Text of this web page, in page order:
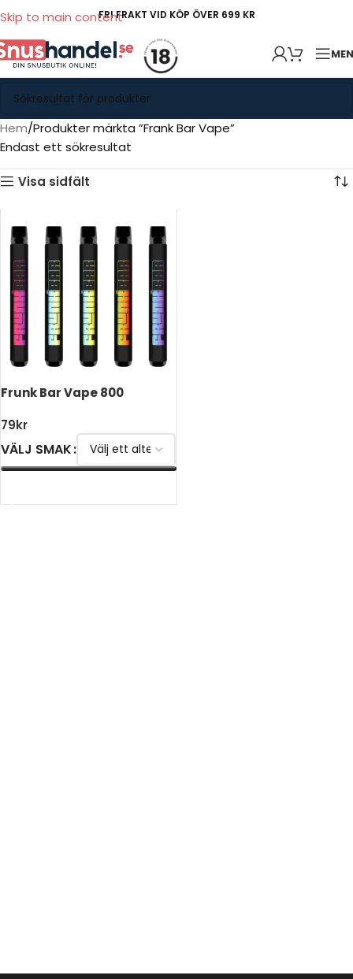
Skip to main contentFRI FRAKT VID KÖP ÖVER 699 KR
Hem Produkter märkta ”Frank Bar Vape”
Endast ett sökresultat
Visa sidfält
Frunk Bar Vape 800
79kr
VÄLJ SMAK